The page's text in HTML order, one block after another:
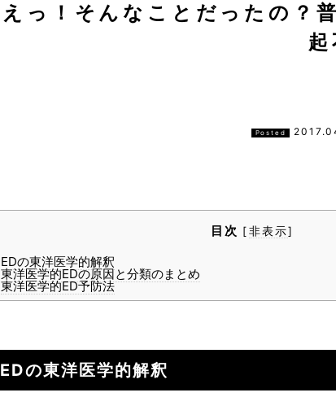
えっ！そんなことだったの？
Posted
目次 [非表示]
EDの東洋医学的解釈
東洋医学的EDの原因と分類のまとめ
東洋医学的ED予防法
EDの東洋医学的解釈